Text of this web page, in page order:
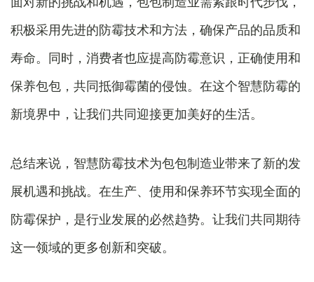
积极采用先进的防霉技术和方法，确保产品的品质和
寿命。同时，消费者也应提高防霉意识，正确使用和
保养包包，共同抵御霉菌的侵蚀。在这个智慧防霉的
新境界中，让我们共同迎接更加美好的生活。
总结来说，智慧防霉技术为包包制造业带来了新的发
展机遇和挑战。在生产、使用和保养环节实现全面的
防霉保护，是行业发展的必然趋势。让我们共同期待
这一领域的更多创新和突破。